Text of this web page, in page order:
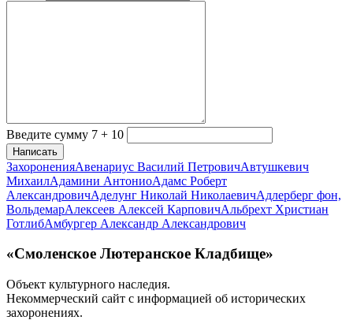
Введите сумму 7 + 10
Написать
ЗахороненияАвенариус Василий ПетровичАвтушкевич
МихаилАдамини АнтониоАдамс Роберт
АлександровичАделунг Николай НиколаевичАдлерберг фон,
ВольдемарАлексеев Алексей КарповичАльбрехт Христиан
ГотлибАмбургер Александр Александрович
«Смоленское Лютеранское Кладбище»
Объект культурного наследия.
Некоммерческий сайт с информацией об исторических
захоронениях.